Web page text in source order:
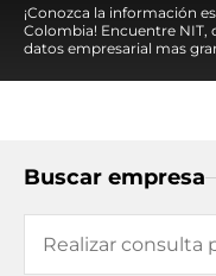
¡Conozca la información
Colombia! Encuentre NIT,
datos empresarial mas
Buscar empresa